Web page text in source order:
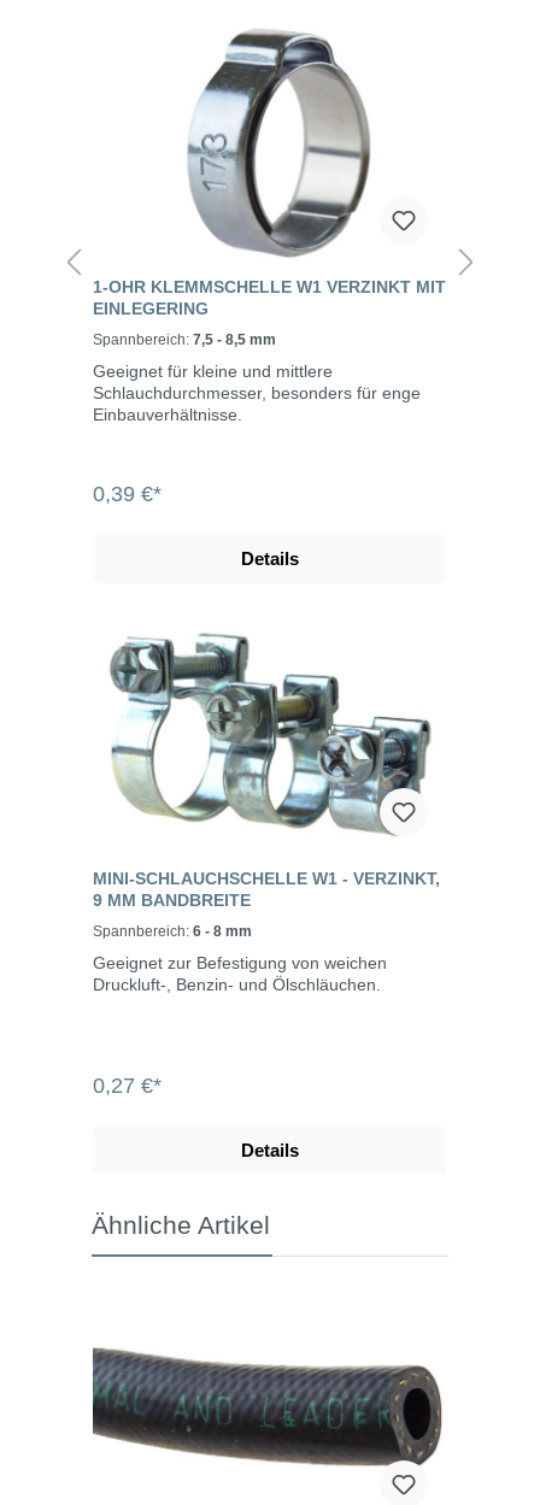
1-OHR KLEMMSCHELLE W1 VERZINKT MIT
EINLEGERING
Spannbereich: 7,5 - 8,5 mm
Geeignet für kleine und mittlere
Schlauchdurchmesser, besonders für enge
Einbauverhältnisse.
0,39 €*
Details
MINI-SCHLAUCHSCHELLE W1 - VERZINKT,
9 MM BANDBREITE
Spannbereich: 6 - 8 mm
Geeignet zur Befestigung von weichen
Druckluft-, Benzin- und Ölschläuchen.
0,27 €*
Details
Ähnliche Artikel